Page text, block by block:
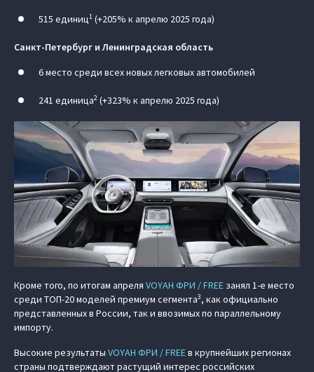
515 единиц1 (+205% к апрелю 2025 года)
Санкт-Петербург и Ленинградская область
6 место среди всех новых легковых автомобилей
241 единица2 (+323% к апрелю 2025 года)
Кроме того, по итогам апреля VOYAH ФРИ / FREE занял 1-е место
среди ТОП-20 моделей премиум сегмента3, как официально
представленных в России, так и ввозимых по параллельному
импорту.
Высокие результаты VOYAH ФРИ / FREEв крупнейших регионах
страны подтверждают растущий интерес российских